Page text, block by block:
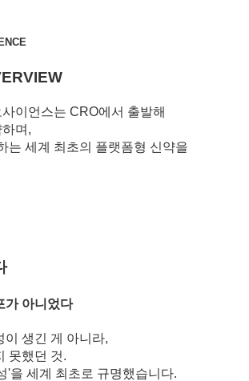
이언스는 CRO에서 출발해
며,
는 세계 최초의 플랫폼형 신약을
가 아니었다
이 생긴 게 아니라,
못했던 것.
'을 세계 최초로 규명했습니다.